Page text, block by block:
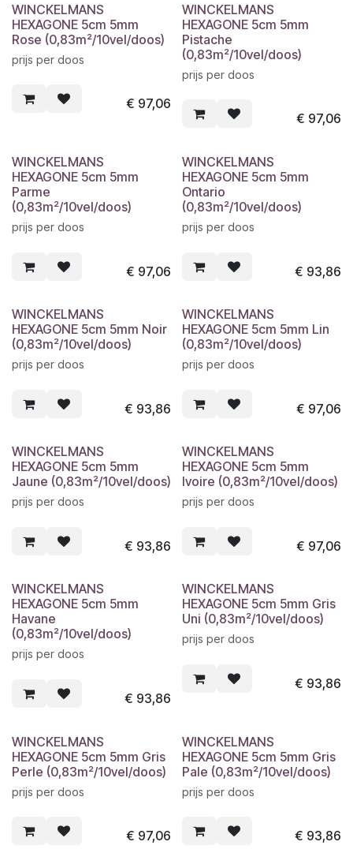
WINCKELMANS
HEXAGONE 5cm 5mm
Rose (0,83m²/10vel/doos)
prijs per doos
€ 97,06
WINCKELMANS
HEXAGONE 5cm 5mm
Pistache
(0,83m²/10vel/doos)
prijs per doos
€ 97,06
WINCKELMANS
HEXAGONE 5cm 5mm
Parme
(0,83m²/10vel/doos)
prijs per doos
€ 97,06
WINCKELMANS
HEXAGONE 5cm 5mm
Ontario
(0,83m²/10vel/doos)
prijs per doos
€ 93,86
WINCKELMANS
HEXAGONE 5cm 5mm Noir
(0,83m²/10vel/doos)
prijs per doos
€ 93,86
WINCKELMANS
HEXAGONE 5cm 5mm Lin
(0,83m²/10vel/doos)
prijs per doos
€ 97,06
WINCKELMANS
HEXAGONE 5cm 5mm
Jaune (0,83m²/10vel/doos)
prijs per doos
€ 93,86
WINCKELMANS
HEXAGONE 5cm 5mm
Ivoire (0,83m²/10vel/doos)
prijs per doos
€ 97,06
WINCKELMANS
HEXAGONE 5cm 5mm
Havane
(0,83m²/10vel/doos)
prijs per doos
€ 93,86
WINCKELMANS
HEXAGONE 5cm 5mm Gris
Uni (0,83m²/10vel/doos)
prijs per doos
€ 93,86
WINCKELMANS
HEXAGONE 5cm 5mm Gris
Perle (0,83m²/10vel/doos)
prijs per doos
€ 97,06
WINCKELMANS
HEXAGONE 5cm 5mm Gris
Pale (0,83m²/10vel/doos)
prijs per doos
€ 93,86